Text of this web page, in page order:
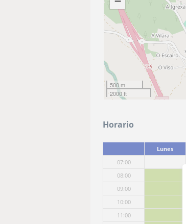
500 m
2000 ft
Horario
Lunes
07:00
08:00
09:00
10:00
11:00